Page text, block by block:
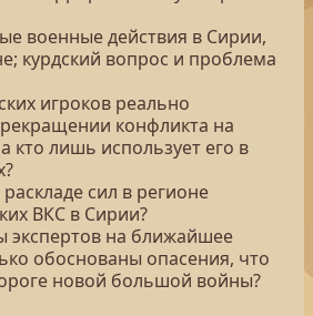
военные действия в Сирии,
курдский вопрос и проблема
игроков реально
конфликта на
кто лишь использует его в
сил в регионе
ВКС в Сирии?
экспертов на ближайшее
обоснованы опасения, что
новой большой войны?